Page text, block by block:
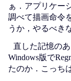
ぁ．アプリケー
調べて描画命令
うか，やるべき
直した記憶の
Windows版で
たのか．こっち